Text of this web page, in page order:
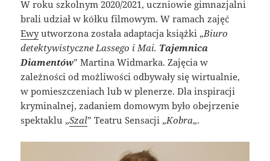
W roku szkolnym 2020/2021, uczniowie gimnazjalni
brali udział w kółku filmowym. W ramach zajęć
Ewyutworzona została adaptacja książki „Biuro
detektywistyczne Lassego i Mai. Tajemnica
Diamentów” Martina Widmarka. Zajęcia w
zależności od możliwości odbywały się wirtualnie,
w pomieszczeniach lub w plenerze. Dla inspiracji
kryminalnej, zadaniem domowym było obejrzenie
spektaklu „Szal” Teatru Sensacji „Kobra„.